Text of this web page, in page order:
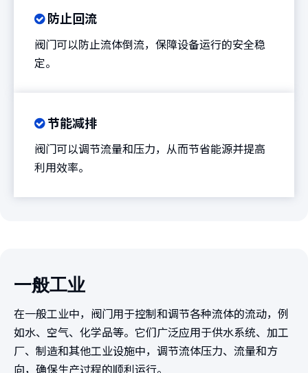
防止回流
阀门可以防止流体倒流，保障设备运行的安全稳
定。
节能减排
阀门可以调节流量和压力，从而节省能源并提高
利用效率。
一般工业
在一般工业中，阀门用于控制和调节各种流体的流动，例
如水、空气、化学品等。它们广泛应用于供水系统、加工
厂、制造和其他工业设施中，调节流体压力、流量和方
向，确保生产过程的顺利运行。